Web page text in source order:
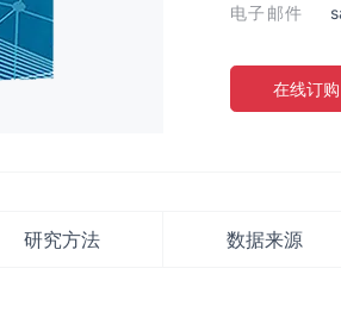
电子邮件
在线订购
研究方法 数据来源